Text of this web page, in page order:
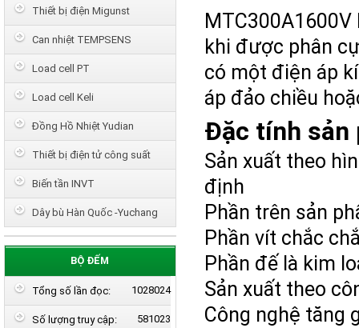
khi được phân
có một điện áp
áp đảo chiều
Đặc tính sản
Sản xuất theo
định
Phần trên sản
Phần vít chắc
Phần đế là kim
Sản xuất theo
Công nghệ tăng
Thiết bị điện Migunst
Can nhiệt TEMPSENS
Load cell PT
Load cell Keli
Đồng Hồ Nhiệt Yudian
Thiết bị điện tử công suất
Biến tần INVT
Dây bù Hàn Quốc -Yuchang
BỘ ĐẾM
1028024
Tổng số lần đọc:
581023
Số lượng truy cập: